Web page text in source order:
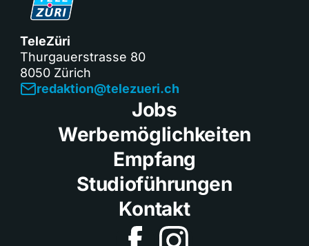
TeleZüri
Thurgauerstrasse 80
8050 Zürich
redaktion@telezueri.ch
Jobs
Werbemöglichkeiten
Empfang
Studioführungen
Kontakt